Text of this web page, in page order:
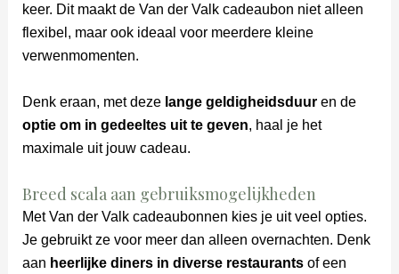
keer. Dit maakt de Van der Valk cadeaubon niet alleen
flexibel, maar ook ideaal voor meerdere kleine
verwenmomenten.
Denk eraan, met deze lange geldigheidsduuren de
optie om in gedeeltes uit te geven, haal je het
maximale uit jouw cadeau.
Breed scala aan gebruiksmogelijkheden
Met Van der Valk cadeaubonnen kies je uit veel opties.
Je gebruikt ze voor meer dan alleen overnachten. Denk
aan heerlijke diners in diverse restaurantsof een